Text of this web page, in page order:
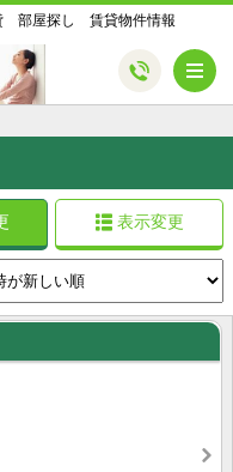
部屋探し 賃貸物件情報
表示変更